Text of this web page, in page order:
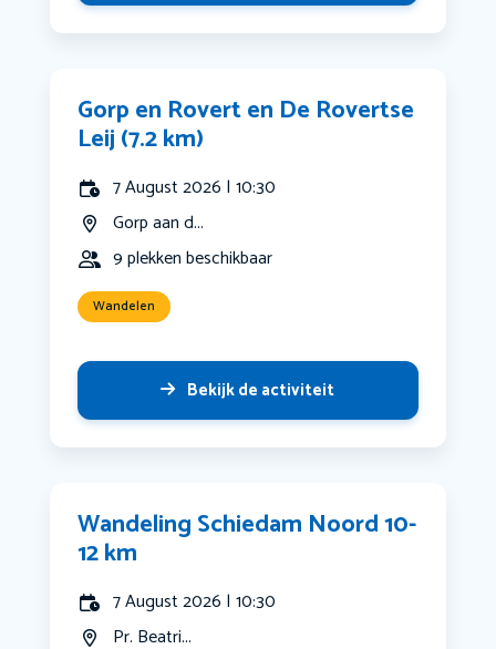
Gorp en Rovert en De Rovertse
Leij (7.2 km)
7 August 2026 | 10:30
Gorp aan d...
9 plekken beschikbaar
Wandelen
Bekijk de activiteit
Wandeling Schiedam Noord 10-
12 km
7 August 2026 | 10:30
Pr. Beatri...